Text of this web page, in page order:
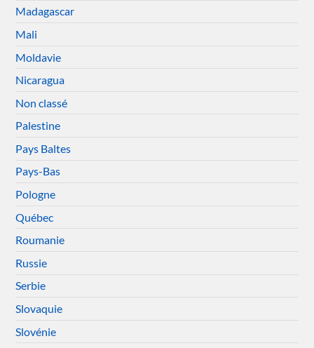
Madagascar
Mali
Moldavie
Nicaragua
Non classé
Palestine
Pays Baltes
Pays-Bas
Pologne
Québec
Roumanie
Russie
Serbie
Slovaquie
Slovénie